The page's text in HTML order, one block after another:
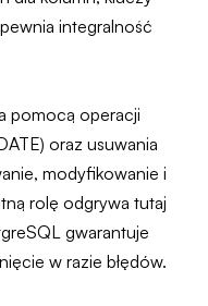
integralność
pomocą operacji
oraz usuwania
modyfikowanie i
rolę odgrywa tutaj
gwarantuje
w razie błędów.